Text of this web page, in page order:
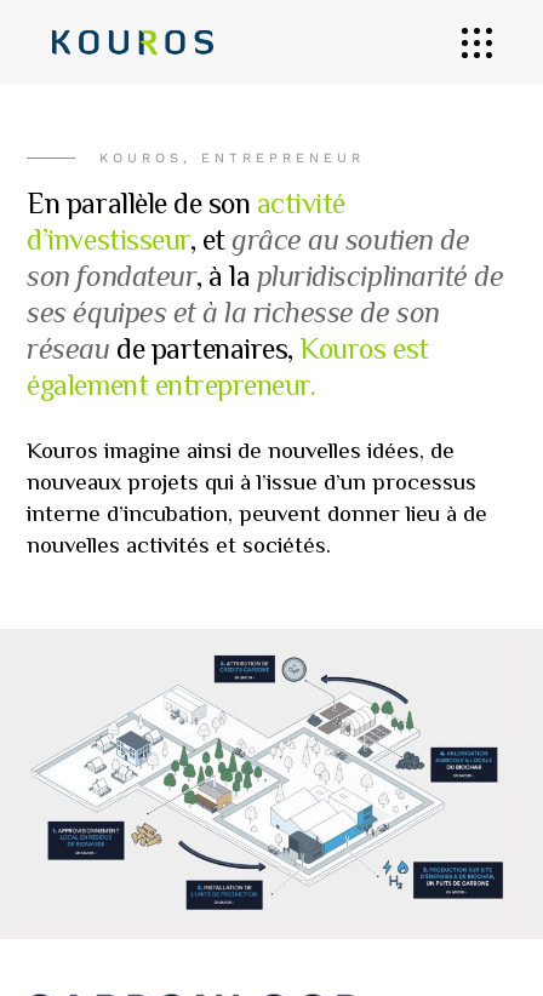
KOUROS, ENTREPRENEUR
En parallèle de son activité
d’investisseur, etgrâce au soutien de
son fondateur, à la pluridisciplinarité de
ses équipes et à la richesse de son
réseau de partenaires,Kouros est
également entrepreneur.
Kouros imagine ainsi de nouvelles idées, de
nouveaux projets qui à l’issue d’un processus
interne d’incubation, peuvent donner lieu à de
nouvelles activités et sociétés.